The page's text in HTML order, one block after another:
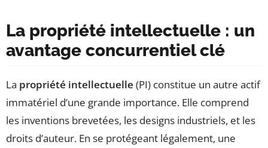
La propriété intellectuelle : un
avantage concurrentiel clé
La propriété intellectuelle (PI) constitue un autre actif
immatériel d’une grande importance. Elle comprend
les inventions brevetées, les designs industriels, et les
droits d’auteur. En se protégeant légalement, une